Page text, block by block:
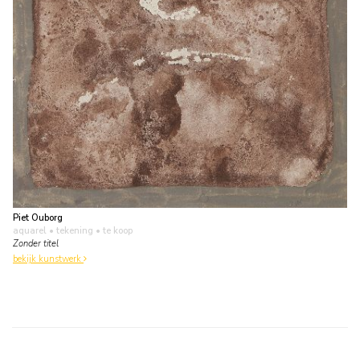
Piet Ouborg
aquarel • tekening • te koop
Zonder titel
bekijk kunstwerk